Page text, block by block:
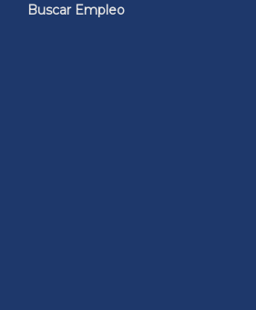
Buscar Empleo